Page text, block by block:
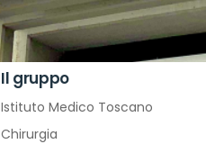
Il gruppo
Istituto Medico Toscano
Chirurgia